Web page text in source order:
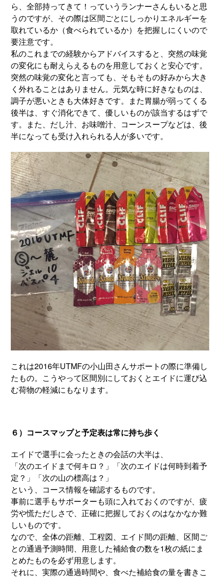
ら、全部持ってきて！っていうランナーさんもいると思
うのですが、その際は区間ごとにしっかりエネルギーを
取れているか（食べられているか）を把握しにくいので
要注意です。
私のこれまでの経験からアドバイスすると、突然の味覚
の変化にも耐えらえるものを用意しておくと安心です。
突然の味覚の変化と言っても、そもそもの好みから大き
く外れることはありません。元気な時に好きなものは、
調子が悪いときも大体好きです。また胃腸が弱ってくる
後半は、すぐ消化できて、優しいものが該当するはずで
す。また、だし汁、お味噌汁、コーンスープなどは、後
半になっても受け入れられる人が多いです。
これは2016年UTMFの小山田さんサポートの際に準備し
たもの。こうやって区間別にしておくとエイドに運び込
む荷物の軽減にもなります。
６）コースマップと予定表は常に持ち歩く
エイドで選手に会ったときの会話の大半は、
「次のエイドまで何キロ？」「次のエイドは何時到着予
定？」「次の山の標高は？」
という、コース情報を確認するものです。
事前に選手もサポーターも頭に入れておくのですが、疲
労や慌ただしさで、正確に把握しておくのはなかなか難
しいものです。
なので、全体の距離、工程図、エイド間の距離、区間ご
との通過予測時間、用意した補給食の数を1枚の紙にま
とめたものを必ず用意します。
それに、実際の通過時間や、食べた補給食の量を書きこ